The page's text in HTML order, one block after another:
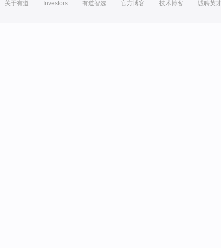
关于有道 Investors 有道智选 官方博客 技术博客 诚聘英才